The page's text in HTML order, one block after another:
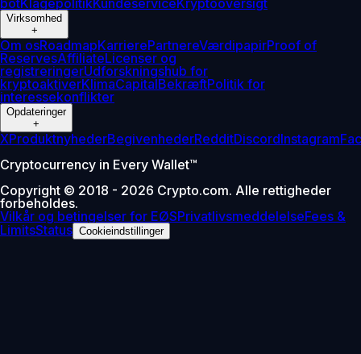
Virksomhed
+
Om osRoadmapKarrierePartnereVærdipapirProof of
ReservesAffiliateLicenser og
registreringerUdforskningshub for
kryptoaktiverKlimaCapitalBekræftPolitik for
interessekonflikter
Opdateringer
+
XProduktnyhederBegivenhederRedditDiscordInstagram
Cryptocurrency in Every Wallet™
Copyright © 2018 - 2026 Crypto.com. Alle rettigheder
forbeholdes.
Vilkår og betingelser for EØSPrivatlivsmeddelelseFees &
LimitsStatus Cookieindstillinger